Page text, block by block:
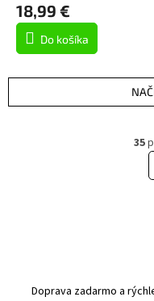
18,99 €
Do košíka
35
Doprava zadarmo a